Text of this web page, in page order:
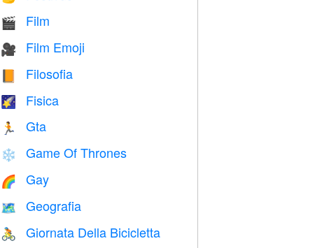
🎬 Film
🎥 Film Emoji
📙 Filosofia
🌠 Fisica
🏃 Gta
❄️ Game Of Thrones
🌈 Gay
🗺 Geografia
🚴 Giornata Della Bicicletta